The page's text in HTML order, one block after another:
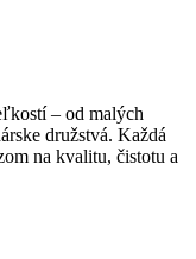
– od malých
družstvá. Každá
na kvalitu, čistotu a